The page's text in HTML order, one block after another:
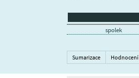
spolek
Sumarizace Hodnocení